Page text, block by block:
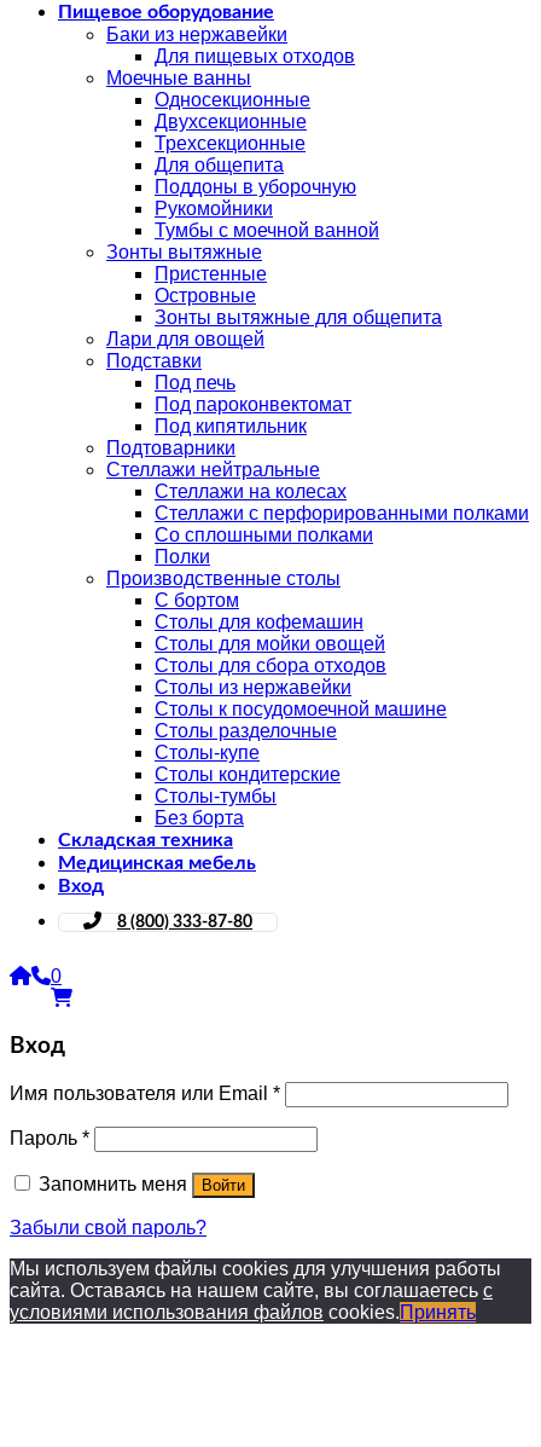
Пищевое оборудование
Баки из нержавейки
Для пищевых отходов
Моечные ванны
Односекционные
Двухсекционные
Трехсекционные
Для общепита
Поддоны в уборочную
Рукомойники
Тумбы с моечной ванной
Зонты вытяжные
Пристенные
Островные
Зонты вытяжные для общепита
Лари для овощей
Подставки
Под печь
Под пароконвектомат
Под кипятильник
Подтоварники
Стеллажи нейтральные
Стеллажи на колесах
Стеллажи с перфорированными полками
Со сплошными полками
Полки
Производственные столы
С бортом
Столы для кофемашин
Столы для мойки овощей
Столы для сбора отходов
Столы из нержавейки
Столы к посудомоечной машине
Столы разделочные
Столы-купе
Столы кондитерские
Столы-тумбы
Без борта
Складская техника
Медицинская мебель
Вход
8 (800) 333-87-80
0
Вход
Имя пользователя или Email *
Пароль *
Запомнить меня Войти
Забыли свой пароль?
Мы используем файлы cookies для улучшения работы
сайта. Оставаясь на нашем сайте, вы соглашаетесь с
условиями использования файлов cookies.Принять